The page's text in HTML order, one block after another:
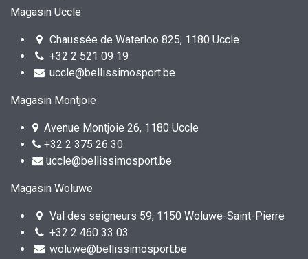
Magasin Uccle
Chaussée de Waterloo 825, 1180 Uccle
+32 2 521 09 19
uccle@bellissimosport.be
Magasin Montjoie
Avenue Montjoie 26, 1180 Uccle
+32 2 375 26 30
uccle@bellissimosport.be
Magasin Woluwe
Val des seigneurs 59, 1150 Woluwe-Saint-Pierre
+32 2 460 33 03
woluwe@bellissimosport.be